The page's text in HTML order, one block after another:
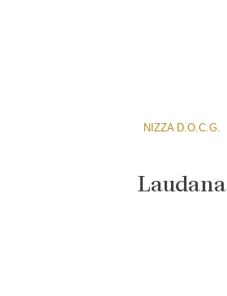
NIZZA D.O.C.G.
Laudana